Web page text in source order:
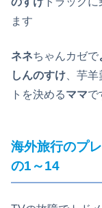
ます
ネネちゃんカゼで
しんのすけ 、芋
トを決めるママで
海外旅行のプ
の1～14